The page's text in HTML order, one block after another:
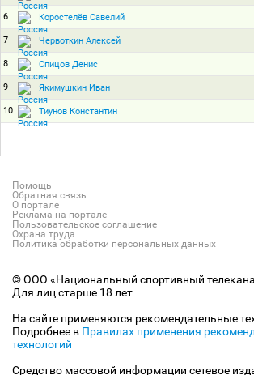
6 Коростелёв Савелий
7 Червоткин Алексей
8 Спицов Денис
9 Якимушкин Иван
10 Тиунов Константин
Помощь
Обратная связь
О портале
Реклама на портале
Пользовательское соглашение
Охрана труда
Политика обработки персональных данных
© ООО «Национальный спортивный
Для лиц старше 18 лет
На сайте применяются рекомендательные
Подробнее в Правилах применения
технологий
Средство массовой информации сетевое